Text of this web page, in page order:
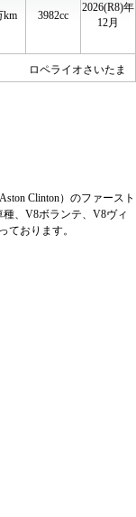
km 3982cc
2026(R8)年
12月
ロペライオさいたま
Clinton）のファースト
、V8ボランテ、V8ヴィ
ております。